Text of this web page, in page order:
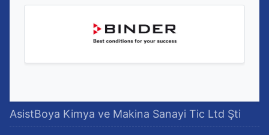
AsistBoya Kimya ve Makina Sanayi Tic Ltd Şti